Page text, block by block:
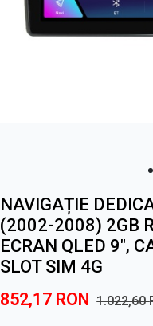
NAVIGAȚIE
(2002-2008) 2GB
ECRAN QLED 9",
SLOT SIM 4G
852,17 RON 1.022,60